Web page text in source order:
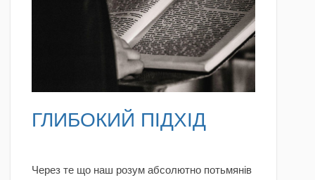
READ MORE
ГЛИБОКИЙ ПІДХІД
Через те що наш розум абсолютно потьмянів